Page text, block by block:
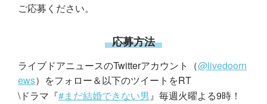
ご応募ください。
応募方法
ライブドアニュースのTwitterアカウント（@livedoorn
ews）をフォロー＆以下のツイートをRT
\ドラマ『#まだ結婚できない男』毎週火曜よる9時！